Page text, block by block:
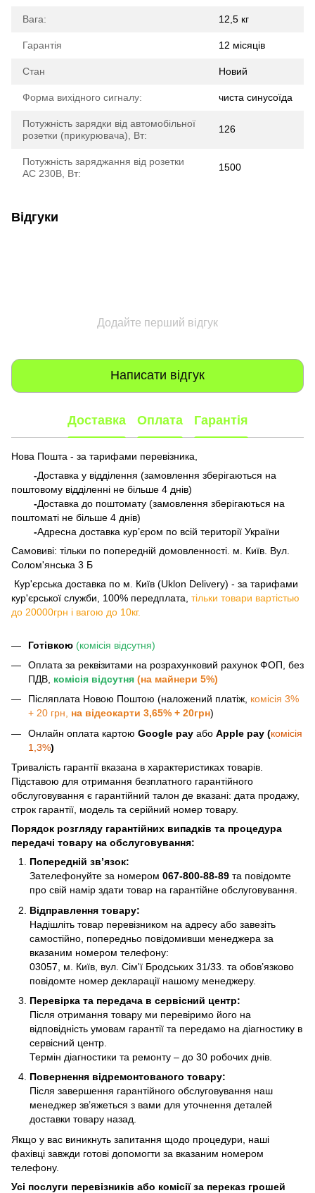
Вага: 12,5 кг
Гарантія 12 місяців
Стан Новий
Форма вихідного сигналу: чиста синусоїда
Потужність зарядки від автомобільної
розетки (прикурювача), Вт:
126
Потужність заряджання від розетки
AC 230В, Вт:
1500
Відгуки
Додайте перший відгук
Написати відгук
Доставка Оплата Гарантія
Нова Пошта - за тарифами перевізника,
-Доставка у відділення (замовлення зберігаються на
поштовому відділенні не більше 4 днів)
-Доставка до поштомату (замовлення зберігаються на
поштоматі не більше 4 днів)
-Адресна доставка кур’єром по всій території України
Самовиві: тільки по попередній домовленності. м. Київ. Вул.
Солом'янська 3 Б
​​​​​​ Кур'єрська доставка по м. Київ (Uklon Delivery) - за тарифами
кур'єрської служби, 100% передплата, тільки товари вартістью
до 20000грн і вагою до 10кг.
Готівкою (комісія відсутня)
Оплата за реквізитами на розрахунковий рахунок ФОП, без
ПДВ, комісія відсутня (на майнери 5%)
Післяплата Новою Поштою (наложений платіж, комісія 3%
+ 20 грн, на відеокарти 3,65% + 20грн)
Онлайн оплата картою Google pay або Apple pay (комісія
1,3%)
Тривалість гарантії вказана в характеристиках товарів.
Підставою для отримання безплатного гарантійного
обслуговування є гарантійний талон де вказані: дата продажу,
строк гарантії, модель та серійний номер товару.
Порядок розгляду гарантійних випадків та процедура
передачі товару на обслуговування:
Попередній зв’язок:
Зателефонуйте за номером 067-800-88-89 та повідомте
про свій намір здати товар на гарантійне обслуговування.
Відправлення товару:
Надішліть товар перевізником на адресу або завезіть
самостійно, попередньо повідомивши менеджера за
вказаним номером телефону:
03057, м. Київ, вул. Сім'ї Бродських 31/33. та обов’язково
повідомте номер декларації нашому менеджеру.
Перевірка та передача в сервісний центр:
Після отримання товару ми перевіримо його на
відповідність умовам гарантії та передамо на діагностику в
сервісний центр.
Термін діагностики та ремонту – до 30 робочих днів.
Повернення відремонтованого товару:
Після завершення гарантійного обслуговування наш
менеджер зв’яжеться з вами для уточнення деталей
доставки товару назад.
Якщо у вас виникнуть запитання щодо процедури, наші
фахівці завжди готові допомогти за вказаним номером
телефону.
Усі послуги перевізників або комісії за переказ грошей